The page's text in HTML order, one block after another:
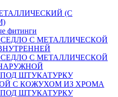
(С
фитинги
С МЕТАЛЛИЧЕСКОЙ
С МЕТАЛЛИЧЕСКОЙ
ШТУКАТУРКУ
С КОЖУХОМ ИЗ ХРОМА
ШТУКАТУРКУ